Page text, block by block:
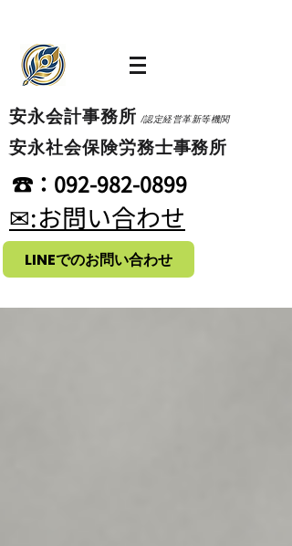
​安永会計事務所 /認定経営革新等機関
​安永社会保険労務士事務所
​☎：092-982-0899
​✉:お問い合わせ
LINEでのお問い合わせ